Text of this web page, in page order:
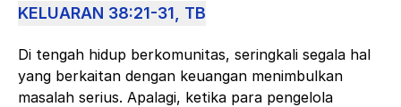
KELUARAN 38:21-31, TB
Di tengah hidup berkomunitas, seringkali segala hal
yang berkaitan dengan keuangan menimbulkan
masalah serius. Apalagi, ketika para pengelola